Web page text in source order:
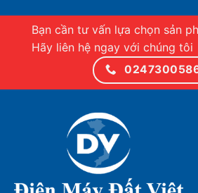
Bạn cần tư vấn lựa chọn sản
Hãy liên hệ ngay với chúng tôi